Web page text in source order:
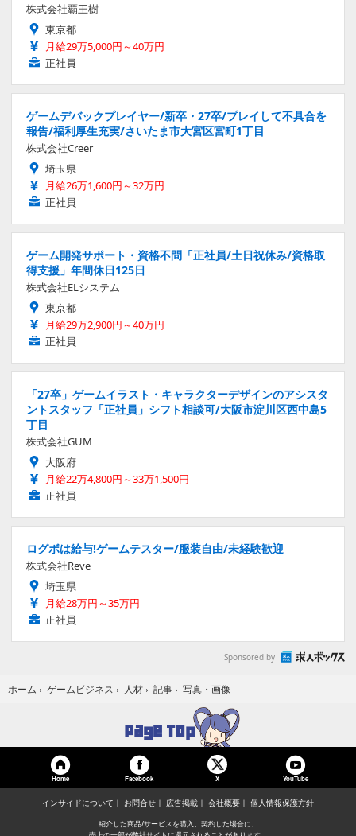
株式会社覇王樹
東京都
月給29万5,000円～40万円
正社員
ゲームデバックプレイヤー/新卒・27卒/プレイして不具合を
報告/福利厚生充実/さいたま市大宮区宮町1丁目
株式会社Creer
埼玉県
月給26万1,600円～32万円
正社員
ゲーム開発サポート・資格不問「正社員/土日祝休み/資格取
得支援」年間休日125日
株式会社ELシステム
東京都
月給29万2,900円～40万円
正社員
「27卒」ゲームイラスト・キャラクターデザインのアシスタ
ントスタッフ「正社員」シフト相談可/大阪市淀川区西中島5
丁目
株式会社GUM
大阪府
月給22万4,800円～33万1,500円
正社員
ログボは給与!ゲームテスター/服装自由/未経験歓迎
株式会社Reve
埼玉県
月給28万円～35万円
正社員
Sponsored by
ホーム › ゲームビジネス › 人材 › 記事 › 写真・画像
Home Facebook X YouTube
インサイドについて お問合せ 広告掲載 会社概要 個人情報保護方針
紹介した商品/サービスを購入、契約した場合に、